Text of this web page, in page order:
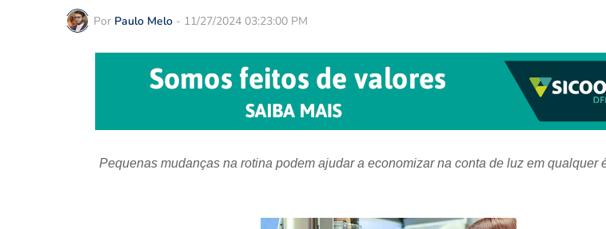
Por Paulo Melo - 11/27/2024 03:23:00 PM
Pequenas mudanças na rotina podem ajudar a economizar na conta de luz em qualquer